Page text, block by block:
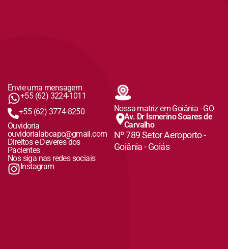
Envie uma mensagem
+55 (62) 3224-1011
+55 (62) 3774-8250
Ouvidoria
ouvidorialabcapc@gmail.com
Direitos e Deveres dos
Pacientes
Nos siga nas redes sociais
Instagram
Nossa matriz em Goiânia - GO
Av. Dr Ismerino Soares de
Carvalho
Nº 789 Setor Aeroporto -
Goiânia - Goiás